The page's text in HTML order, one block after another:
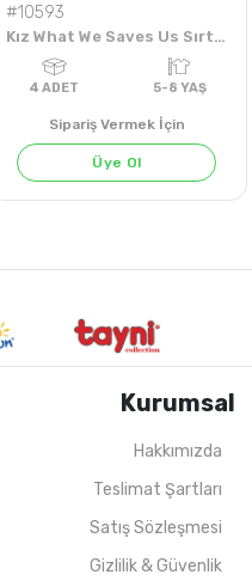
#10593
Kız What We Saves Us Sırt Baskılı 5-8 Yaş Badi
Sipariş Vermek İçin
Üye Ol
Kurumsal
Hakkımızda
Teslimat Şartları
Satış Sözleşmesi
Gizlilik & Güvenlik